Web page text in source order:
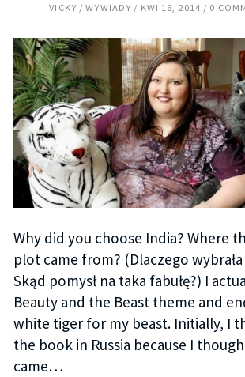
VICKY WYWIADY KWI 16, 2014 0
Why did you choose India? Where
plot came from? (Dlaczego
Skąd pomysł na taka fabułę?) I
Beauty and the Beast theme and
white tiger for my beast. Initially, I
the book in Russia because I
came…